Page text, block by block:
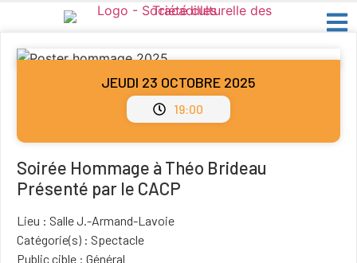
JEUDI 23 OCTOBRE 2025
19:00
Soirée Hommage à Théo Brideau
Présenté par le CACP
Lieu : Salle J.-Armand-Lavoie
Catégorie(s) : Spectacle
Public cible : Général